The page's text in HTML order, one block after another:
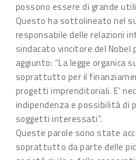
possono essere di grande
Questo ha sottolineato nel
responsabile delle relazioni
sindacato vincitore del Nobel
aggiunto: “La legge organica
soprattutto per il
progetti imprenditoriali. E’
indipendenza e possibilità di
soggetti interessati”.
Queste parole sono state
soprattutto da parte delle